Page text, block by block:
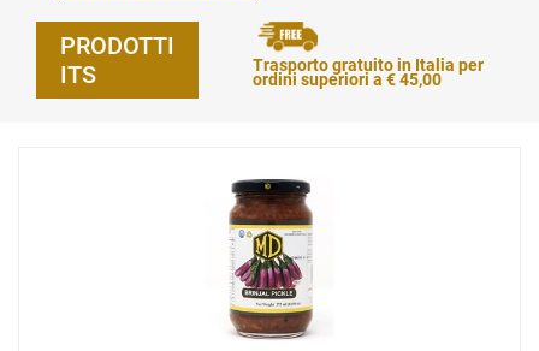
PRODOTTI
ITS
Trasporto gratuito in Italia per
ordini superiori a € 45,00